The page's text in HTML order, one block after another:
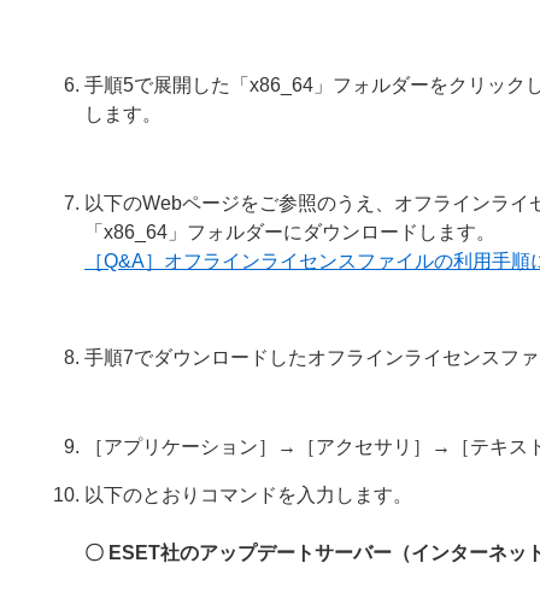
手順5で展開した「x86_64」フォルダーをクリック
します。
以下のWebページをご参照のうえ、オフラインラ
「x86_64」フォルダーにダウンロードします。
［Q&A］オフラインライセンスファイルの利用手順
手順7でダウンロードしたオフラインライセンスフ
［アプリケーション］→［アクセサリ］→［テキス
以下のとおりコマンドを入力します。
〇 ESET社のアップデートサーバー（インターネッ